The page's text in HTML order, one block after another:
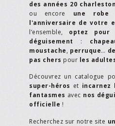
des années 20 charleston
ou encore une robe
l'anniversaire de votre
l’ensemble, optez pour
déguisement :
moustache, perruque…
pas chers pour les
Découvrez un catalogue
super-héros et incarnez
fantasmes avec nos
officielle !
Recherchez sur notre site